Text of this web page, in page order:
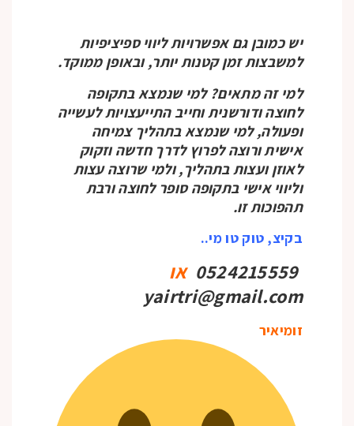
יש כמובן גם אפשרויות ליווי ספיציפיות
למשבצות זמן קטנות יותר, ובאופן ממוקד.
למי זה מתאים? למי שנמצא בתקופה
לחוצה ודורשנית וחייב התייעצויות לעשייה
ופעולה, למי שנמצא בתהליך צמיחה
אישית ורוצה לפרוץ לדרך חדשה וזקוק
לאוזן ועצות בתהליך, ולמי שרוצה עצות
וליווי אישי בתקופה סופר לחוצה ורבת
תהפוכות זו.
בקיצ, טוק טו מי..
0524215559
או
yairtri@gmail.com
זומיאיר